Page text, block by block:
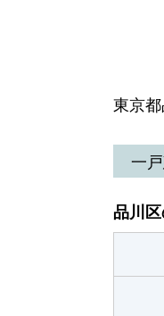
東京
一
品川